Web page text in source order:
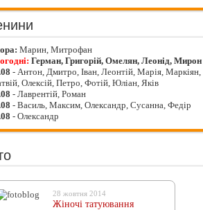
Марин, Митрофан
Герман, Григорій, Омелян, Леонід, Мирон
- Антон, Дмитро, Іван, Леонтій, Марія, Маркіян,
Олексій, Петро, Фотій, Юліан, Яків
- Лаврентій, Роман
- Василь, Максим, Олександр, Сусанна, Федір
- Олександр
28 жовтня 2014
Жіночі татуювання